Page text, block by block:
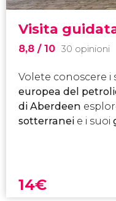
Visita
8,8/ 10 30 opinioni
Volete conoscere
europea del
di Aberdeen
sotterranei e i suoi
14€